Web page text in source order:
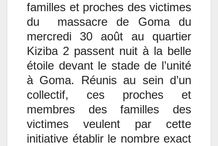
familles et proches des victimes
du massacre de Goma du
mercredi 30 août au quartier
Kiziba 2 passent nuit à la belle
étoile devant le stade de l’unité
à Goma. Réunis au sein d’un
collectif, ces proches et
membres des familles des
victimes veulent par cette
initiative établir le nombre exact